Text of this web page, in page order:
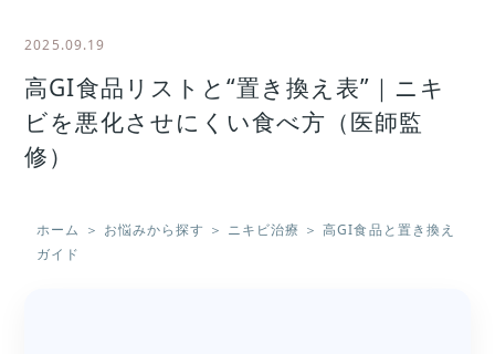
2025.09.19
高GI食品リストと“置き換え表”｜ニキ
ビを悪化させにくい食べ方（医師監
修）
ホーム ＞ お悩みから探す ＞ ニキビ治療 ＞高GI食品と置き換え
ガイド